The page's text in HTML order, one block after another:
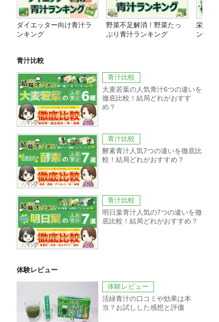
ダイエッター向け青汁ラ
ンキング
野菜不足解消！野菜たっ
ぷり青汁ランキング
栄養価
ング
青汁比較
青汁比較
大麦若葉の人気青汁6つの違いを
徹底比較！結局どれがおすす
め？
青汁比較
酵素青汁人気7つの違いを徹底比
較！結局どれがおすすめ？
青汁比較
明日葉青汁人気の7つの違いを徹
底比較！結局どれがおすすめ？
体験レビュー
体験レビュー
活緑青汁の口コミや効果は本
当？お試しした感想と評価